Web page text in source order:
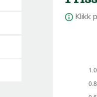
Klikk